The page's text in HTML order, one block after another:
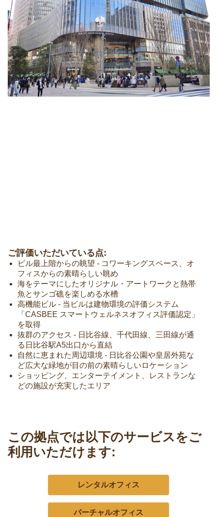
ご評価いただいている点:
ビル最上階からの眺望 - コワーキングスペース、オ
フィスからの素晴らしい眺め
海をテーマにしたオリジナル・アートワークと熱帯
魚とサンゴ礁を楽しめる水槽
高機能ビル - 当ビルは建物環境の評価システム
「CASBEE スマートウェルネスオフィス評価認定」
を取得
抜群のアクセス - 日比谷線、千代田線、三田線が通
る日比谷駅A5出口から直結
自然に恵まれた周辺環境 - 日比谷公園や皇居外苑な
ど広大な緑地が目の前の素晴らしいロケーション
ショッピング、エンターテイメント、レストランな
どの施設が充実したエリア
この拠点では以下のサービスをご
利用いただけます:
レンタルオフィス
バーチャルオフィス